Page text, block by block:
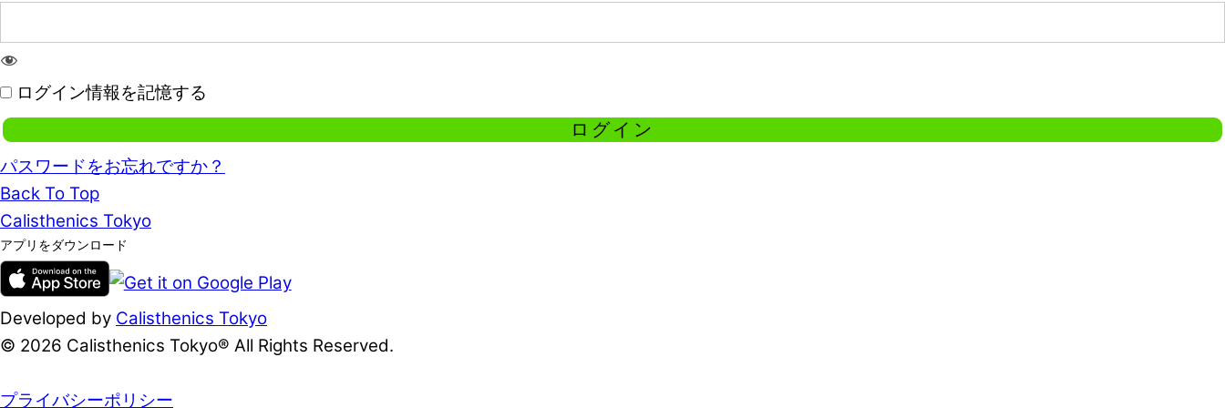
ログイン情報を記憶する
パスワードをお忘れですか？
Back To Top
Calisthenics Tokyo
アプリをダウンロード
Developed by Calisthenics Tokyo
© 2026 Calisthenics Tokyo® All Rights Reserved.
プライバシーポリシー